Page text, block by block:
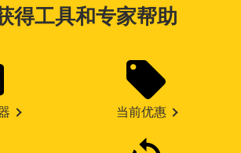
得工具和专家帮助
当前优惠